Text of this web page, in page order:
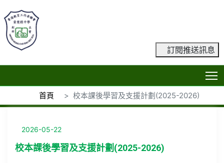
訂閱推送訊息
首頁 校本課後學習及支援計劃(2025-2026)
2026-05-22
校本課後學習及支援計劃(2025-2026)